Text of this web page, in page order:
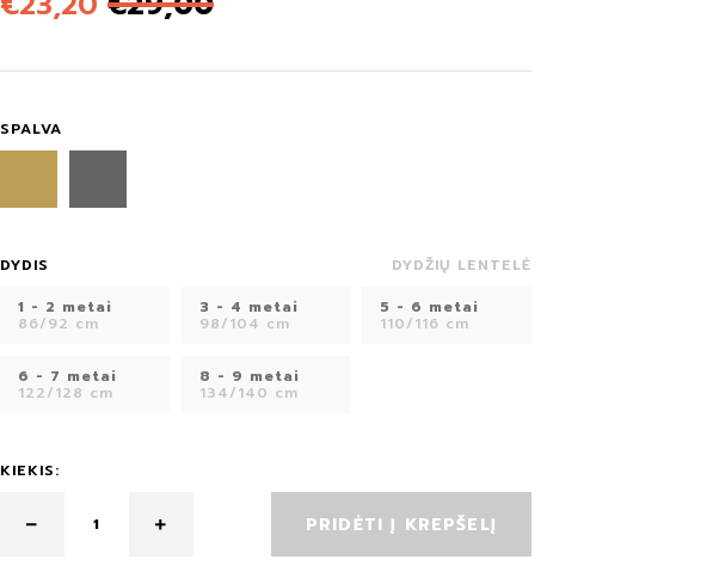
SPALVA
DYDIS
DYDŽIŲ LENTELĖ
1 - 2 metai
86/92 cm
3 - 4 metai
98/104 cm
5 - 6 metai
110/116 cm
6 - 7 metai
122/128 cm
8 - 9 metai
134/140 cm
KIEKIS:
PRIDĖTI Į KREPŠELĮ